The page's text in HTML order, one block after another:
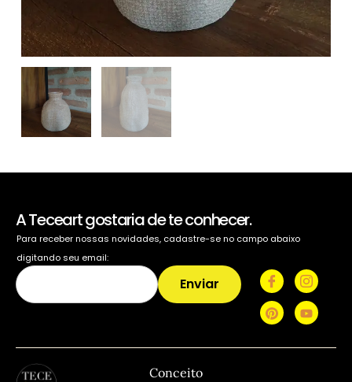
A Teceart gostaria de te conhecer.
Para receber nossas novidades, cadastre-se no campo abaixo
digitando seu email:
Enviar
Conceito